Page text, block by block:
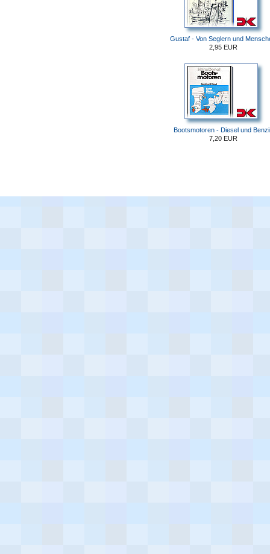
Gustaf - Von Seglern und
2,95 EUR
Bootsmotoren - Diesel und
7,20 EUR